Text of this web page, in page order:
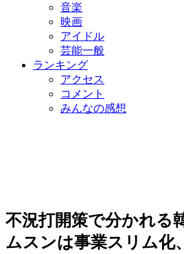
音楽
映画
アイドル
芸能一般
ランキング
アクセス
コメント
みんなの感想
不況打開策で分かれる
ムスンは事業スリム化